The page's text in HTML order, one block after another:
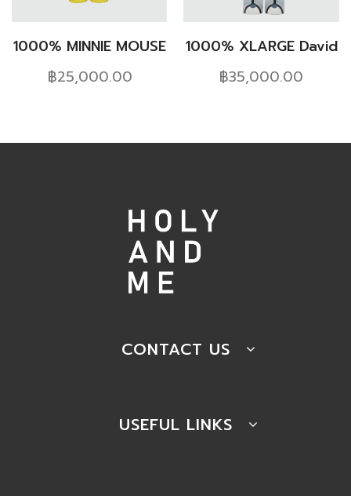
1000% MINNIE MOUSE
฿25,000.00
1000% XLARGE David
Flores BLACK
฿35,000.00
CONTACT US
USEFUL LINKS